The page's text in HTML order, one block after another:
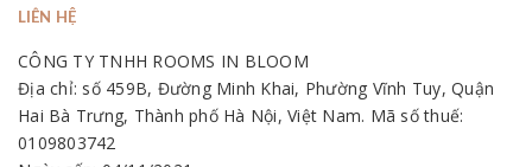
LIÊN HỆ
CÔNG TY TNHH ROOMS IN BLOOM
Địa chỉ: số 459B, Đường Minh Khai, Phường Vĩnh Tuy, Quận
Hai Bà Trưng, Thành phố Hà Nội, Việt Nam. Mã số thuế:
0109803742